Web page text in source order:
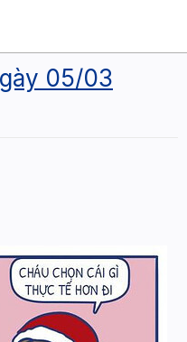
05/03